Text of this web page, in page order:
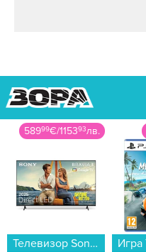
58999€/115393лв.
Телевизор Sony K50S35B , 126 см, 3840x2160 UHD-4K , 50 inch, Android , LED , Smart TV...